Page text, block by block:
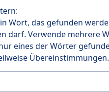
Wort, das gefunden
darf. Verwende mehrere
eines der Wörter
Übereinstimmungen.